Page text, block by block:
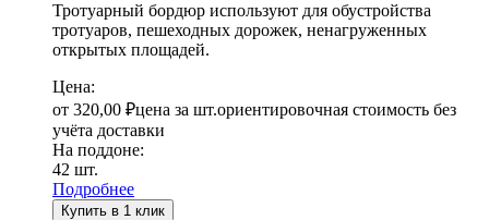
Тротуарный бордюр используют для обустройства
тротуаров, пешеходных дорожек, ненагруженных
открытых площадей.
Цена:
от 320,00 ₽цена за шт.ориентировочная стоимость без
учёта доставки
На поддоне:
42 шт.
Подробнее
Купить в 1 клик